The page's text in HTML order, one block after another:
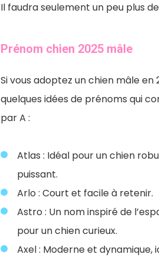
Il faudra seulement un peu plus
Prénom chien 2025 mâle
Si vous adoptez un chien mâle en
quelques idées de prénoms qui
par A :
Atlas : Idéal pour un chien
puissant.
Arlo : Court et facile à retenir.
Astro : Un nom inspiré de
pour un chien curieux.
Axel : Moderne et dynamique,